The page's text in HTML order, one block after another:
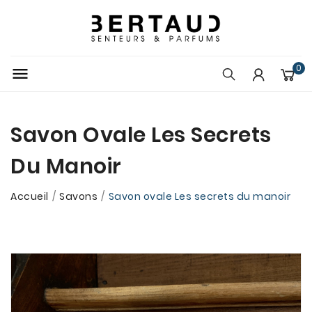
 0
Savon Ovale Les Secrets
Du Manoir
Accueil Savons Savon ovale Les secrets du manoir